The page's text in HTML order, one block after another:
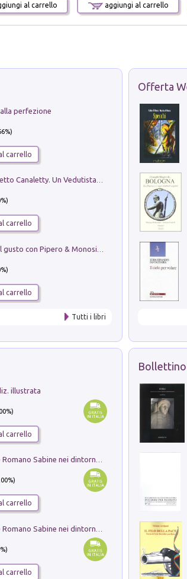
al carrello aggiungi al carrello
perfezione
carrello
Pietro Bellotti Detto Canaletty. Un Vedutista Veneziano nella Francia dell'Ancien Régime
carrello
carrello
Tutti i libri
Offerta
illustrata
carrello
Ruderi delle ville Romano Sabine nei dintorni di Poggio Mirteto. Illustrati dal dott.re prof.re cav.re Ercole Nardi regio ispettore degli scavi e monumenti. Anno 1885. Tavole e studio. Con 25 tavole fuori testo in cartella editoriale
carrello
carrello